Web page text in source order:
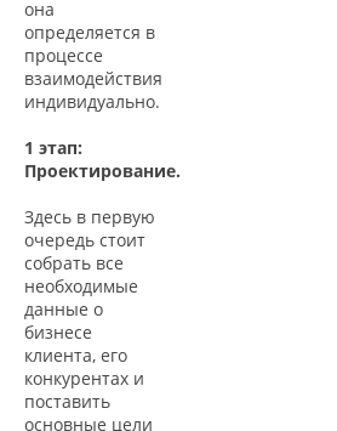
она
определяется в
процессе
взаимодействия
индивидуально.
1 этап:
Проектирование.
Здесь в первую
очередь стоит
собрать все
необходимые
данные о
бизнесе
клиента, его
конкурентах и
поставить
основные цели